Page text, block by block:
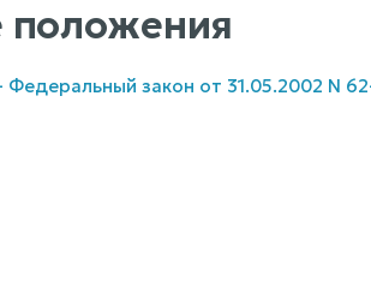
положения
Федеральный закон от 31.05.2002 N